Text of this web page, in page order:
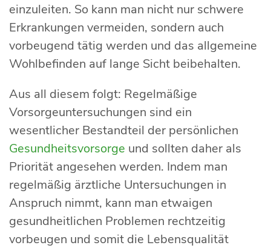
einzuleiten. So kann man nicht nur schwere
Erkrankungen vermeiden, sondern auch
vorbeugend tätig werden und das allgemeine
Wohlbefinden auf lange Sicht beibehalten.
Aus all diesem folgt: Regelmäßige
Vorsorgeuntersuchungen sind ein
wesentlicher Bestandteil der persönlichen
Gesundheitsvorsorge und sollten daher als
Priorität angesehen werden. Indem man
regelmäßig ärztliche Untersuchungen in
Anspruch nimmt, kann man etwaigen
gesundheitlichen Problemen rechtzeitig
vorbeugen und somit die Lebensqualität